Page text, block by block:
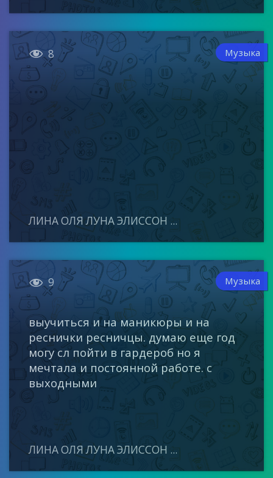
 8 Музыка
ЛИНА ОЛЯ ЛУНА ЭЛИССОН ...
 9 Музыка
выучиться и на маникюры и на
реснички ресничцы. думаю еще год
могу сл пойти в гардероб но я
мечтала и постоянной работе. с
выходными
ЛИНА ОЛЯ ЛУНА ЭЛИССОН ...